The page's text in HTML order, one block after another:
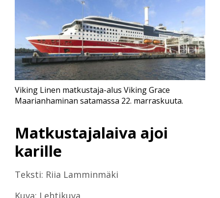
Matkustajalaiva ajoi
karille
Teksti: Riia Lamminmäki
Kuva: Lehtikuva
Viking Linen matkustaja-alus Viking Grace
Maarianhaminan satamassa 22. marraskuuta.